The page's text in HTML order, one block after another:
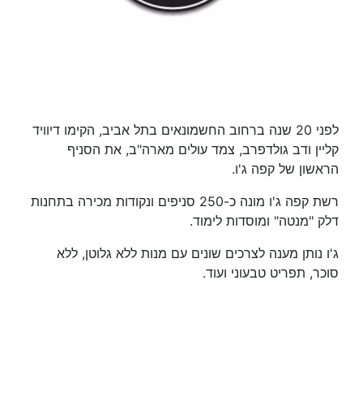
לפני 20 שנה ברחוב החשמונאים בתל אביב, הקימו דיוויד
קליין ודב גולדפרב, צמד עולים מארה"ב, את הסניף
הראשון של קפה ג'ו.
רשת קפה ג'ו מונה כ-250 סניפים ונקודות מכירה בתחנות
דלק "מנטה" ומוסדות לימוד.
ג'ו נותן מענה לצרכים שונים עם מנות ללא גלוטן, ללא
סוכר, תפריט טבעוני ועוד.